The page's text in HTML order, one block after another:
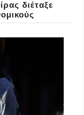
διέταξε